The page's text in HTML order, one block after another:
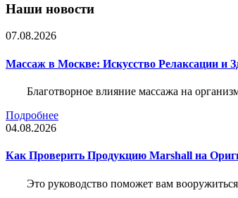
Наши новости
07.08.2026
Массаж в Москве: Искусство Релаксации и
Благотворное влияние массажа на
Подробнее
04.08.2026
Как Проверить Продукцию Marshall на
Это руководство поможет вам